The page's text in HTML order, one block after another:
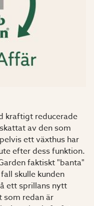
kraftigt reducerade
av den som
ett växthus har
efter dess funktion.
faktiskt "banta"
skulle kunden
ett sprillans nytt
som redan är